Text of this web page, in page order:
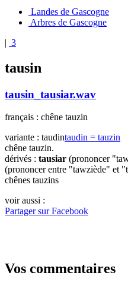
Landes de Gascogne
Arbres de Gascogne
| 3
tausin
tausin_tausiar.wav
français : chêne tauzin
variante : taudintaudin = tauzin
chêne tauzin.
dérivés : tausiar (prononcer
(prononcer entre "tawziède" et
chênes tauzins
voir aussi :
Partager sur Facebook
Vos commentaires